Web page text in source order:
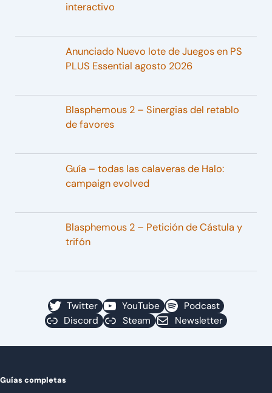
interactivo
Anunciado Nuevo lote de Juegos en PS
PLUS Essential agosto 2026
Blasphemous 2 – Sinergias del retablo
de favores
Guía – todas las calaveras de Halo:
campaign evolved
Blasphemous 2 – Petición de Cástula y
trifón
Twitter YouTube
Podcast
Discord
Steam Newsletter
Guías completas